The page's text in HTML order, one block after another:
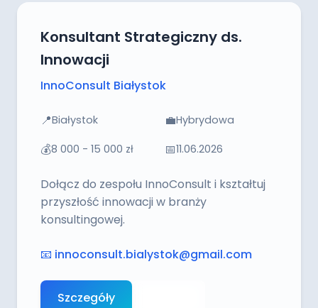
Konsultant Strategiczny ds.
Innowacji
InnoConsult Białystok
📍Białystok 💼Hybrydowa
💰8 000 - 15 000 zł 📅11.06.2026
Dołącz do zespołu InnoConsult i kształtuj
przyszłość innowacji w branży
konsultingowej.
📧 innoconsult.bialystok@gmail.com
Szczegóły